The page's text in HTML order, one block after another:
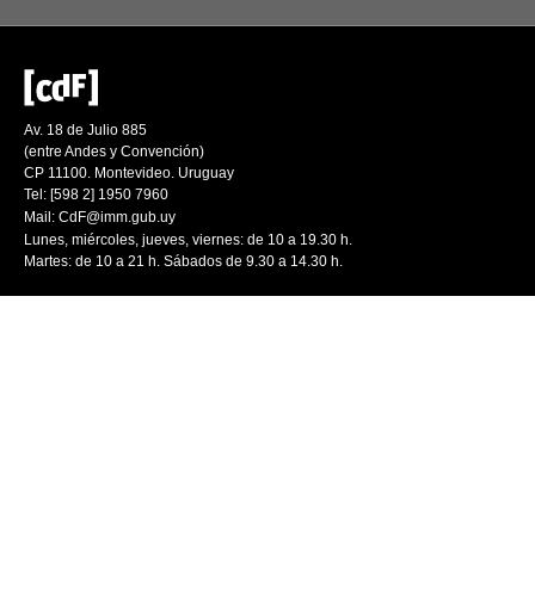
Av. 18 de Julio 885
(entre Andes y Convención)
CP 11100. Montevideo. Uruguay
Tel: [598 2] 1950 7960
Mail: CdF@imm.gub.uy
Lunes, miércoles, jueves, viernes: de 10 a 19.30 h.
Martes: de 10 a 21 h. Sábados de 9.30 a 14.30 h.